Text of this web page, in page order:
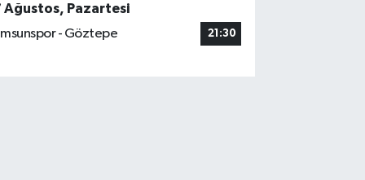
Ağustos, Pazartesi
- Göztepe
21:30